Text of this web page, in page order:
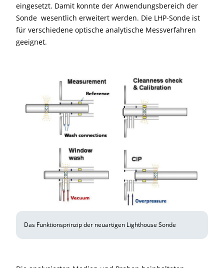
eingesetzt. Damit konnte der Anwendungsbereich der
Sonde wesentlich erweitert werden. Die LHP-Sonde ist
für verschiedene optische analytische Messverfahren
geeignet.
Das Funktionsprinzip der neuartigen Lighthouse Sonde